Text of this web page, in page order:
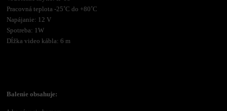
Pracovná teplota -25˚C do +80˚C
Napájanie: 12 V
Spotreba: 1W
Dĺžka video kábla: 6 m
Balenie obsahuje: